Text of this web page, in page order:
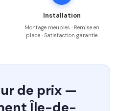
Installation
Montage meubles · Remise en
place · Satisfaction garantie
de prix —
Île-de-